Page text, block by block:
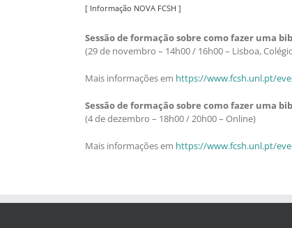
[ Informação NOVA FCSH ]
Sessão de formação sobre como fazer uma
(29 de novembro – 14h00 / 16h00 – Lisboa,
Mais informações em https://www.fcsh.unl.pt/
Sessão de formação sobre como fazer uma
(4 de dezembro – 18h00 / 20h00 – Online)
Mais informações em https://www.fcsh.unl.pt/